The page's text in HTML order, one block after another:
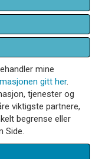
mine
gitt her.
tjenester og
viktigste partnere,
begrense eller
Side.